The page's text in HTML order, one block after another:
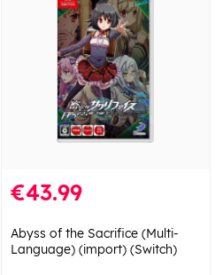
€43.99
Abyss of the Sacrifice (Multi-
Language) (import) (Switch)